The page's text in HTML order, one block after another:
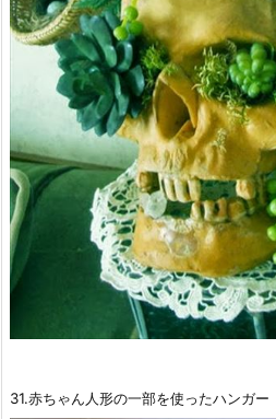
31.赤ちゃん人形の一部を使ったハンガー